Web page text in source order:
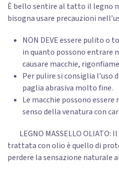
È bello sentire al tatto il legno
bisogna usare precauzioni
NON DEVE essere pulito o
in quanto possono entrare
causare macchie,
Per pulire si consiglia l’uso
paglia abrasiva molto fine.
Le macchie possono
senso della venatura con
LEGNO MASSELLO OLIATO:
trattata con olio è quello di
perdere la sensazione naturale